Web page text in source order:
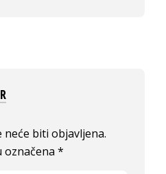
neće biti objavljena.
označena*